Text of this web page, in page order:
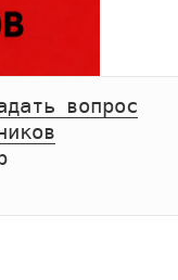
вопрос
Вкладер